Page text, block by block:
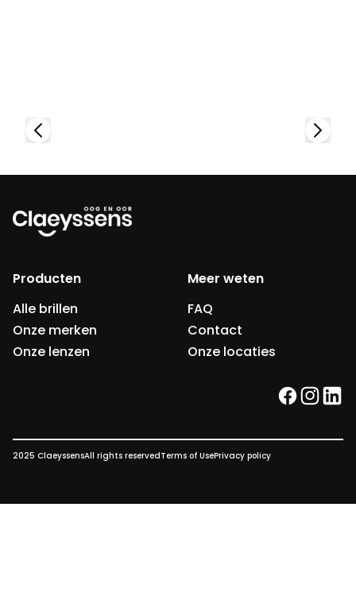
Producten
Alle brillen
Onze merken
Onze lenzen
Meer weten
FAQ
Contact
Onze locaties
facebook
2025 ClaeyssensAll rights reservedTerms of UsePrivacy policy